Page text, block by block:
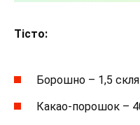
Тісто:
Борошно – 1,5
Какао-порошок –